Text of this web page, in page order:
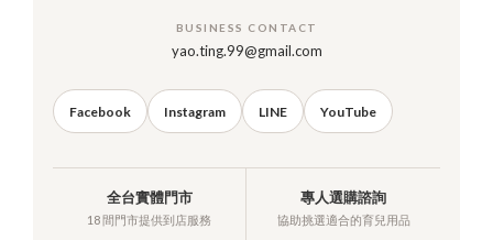
BUSINESS CONTACT
yao.ting.99@gmail.com
Facebook Instagram LINE YouTube
全台實體門市
18 間門市提供到店服務
專人選購諮詢
協助挑選適合的育兒用品